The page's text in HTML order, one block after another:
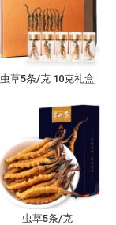
虫草5条/克 10克礼盒
虫草5条/克